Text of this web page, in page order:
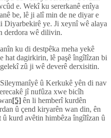
e. Wekî ku sererkanê enîya
be, lê ji alî min de ne diyar e
Diyarbekirê ye. Ji xeynî wê alaya
derdora wê dilivin.
ku di destpêka meha yekê
hat dagirkirin, lê paşê îngîlîzan bi
zû ji wê deverê derxisitin.
û Kerkukê yên di nav
jî nufûza xwe bicîh
[5] ên li hemberî kurdên
û çend kiryarên wan din, ên
kurd avêtin himbêza îngîlîzan û